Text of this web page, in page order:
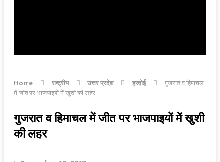
Home राष्ट्रीय उत्तर प्रदेश हरदोई
गुजरात व हिमाचल
में जीत पर भाजपाइयों में खुशी की लहर
गुजरात व हिमाचल में जीत पर भाजपाइयों में खुशी
की लहर